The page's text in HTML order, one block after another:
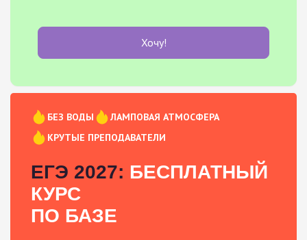
Хочу!
БЕЗ ВОДЫ
ЛАМПОВАЯ АТМОСФЕРА
КРУТЫЕ ПРЕПОДАВАТЕЛИ
ЕГЭ 2027: БЕСПЛАТНЫЙ
КУРС
ПО БАЗЕ